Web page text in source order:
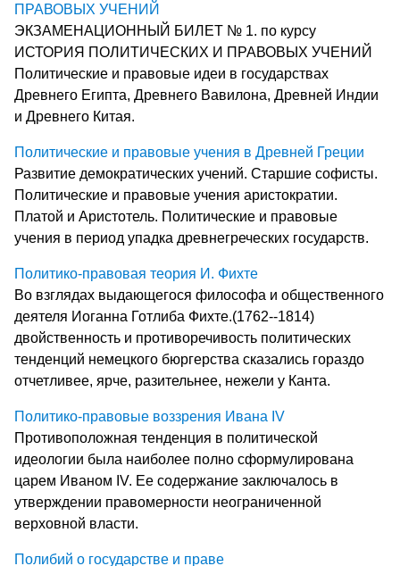
ПРАВОВЫХ УЧЕНИЙ
ЭКЗАМЕНАЦИОННЫЙ БИЛЕТ № 1. по курсу
ИСТОРИЯ ПОЛИТИЧЕСКИХ И ПРАВОВЫХ УЧЕНИЙ
Политические и правовые идеи в государствах
Древнего Египта, Древнего Вавилона, Древней Индии
и Древнего Китая.
Политические и правовые учения в Древней Греции
Развитие демократических учений. Старшие софисты.
Политические и правовые учения аристократии.
Платой и Аристотель. Политические и правовые
учения в период упадка древнегреческих государств.
Политико-правовая теория И. Фихте
Во взглядах выдающегося философа и общественного
деятеля Иоганна Готлиба Фихте.(1762--1814)
двойственность и противоречивость политических
тенденций немецкого бюргерства сказались гораздо
отчетливее, ярче, разительнее, нежели у Канта.
Политико-правовые воззрения Ивана IV
Противоположная тенденция в политической
идеологии была наиболее полно сформулирована
царем Иваном IV. Ее содержание заключалось в
утверждении правомерности неограниченной
верховной власти.
Полибий о государстве и праве